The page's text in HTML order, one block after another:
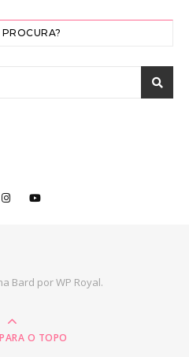
Bard porWP Royal.
O TOPO